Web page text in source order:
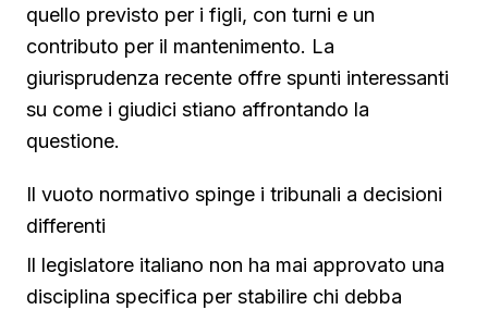
quello previsto per i figli, con turni e un
contributo per il mantenimento. La
giurisprudenza recente offre spunti interessanti
su come i giudici stiano affrontando la
questione.
Il vuoto normativo spinge i tribunali a decisioni
differenti
Il legislatore italiano non ha mai approvato una
disciplina specifica per stabilire chi debba